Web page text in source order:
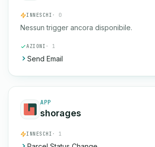
INNESCHI · 0
Nessun trigger ancora disponibile.
AZIONI · 1
Send Email
APP
shorages
INNESCHI · 1